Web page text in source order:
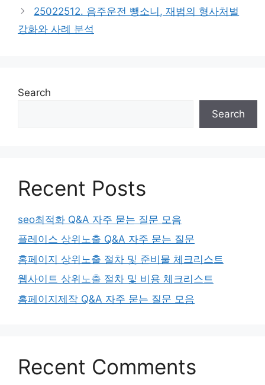
25022512. 음주운전 뺑소니, 재범의 형사처벌
강화와 사례 분석
Search
Search
Recent Posts
seo최적화 Q&A 자주 묻는 질문 모음
플레이스 상위노출 Q&A 자주 묻는 질문
홈페이지 상위노출 절차 및 준비물 체크리스트
웹사이트 상위노출 절차 및 비용 체크리스트
홈페이지제작 Q&A 자주 묻는 질문 모음
Recent Comments